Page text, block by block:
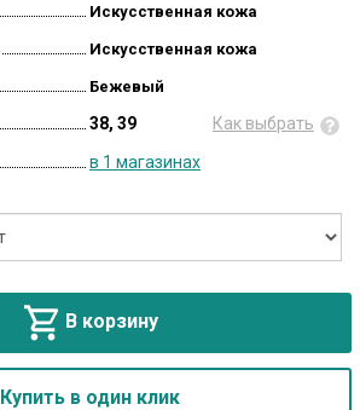
Искусственная кожа
Искусственная кожа
Бежевый
38, 39
Как выбрать
в 1 магазинах
В корзину
Купить в один клик